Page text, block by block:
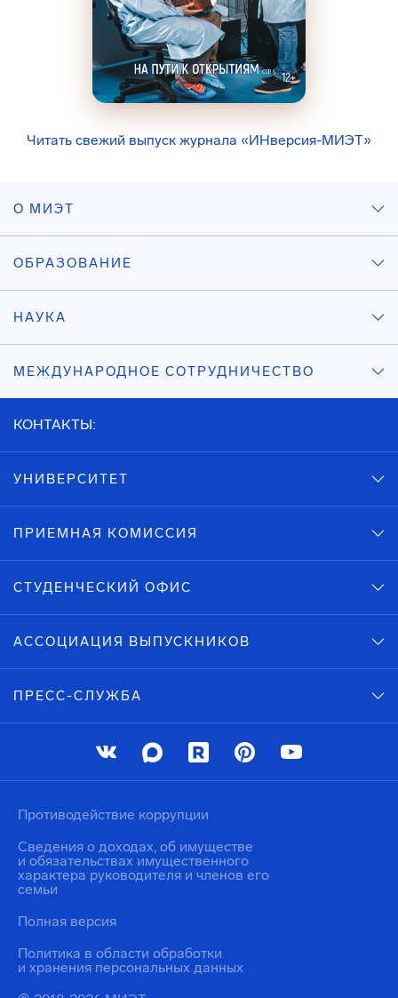
Читать свежий выпуск журнала «ИНверсия-МИЭТ»
О МИЭТ
ОБРАЗОВАНИЕ
НАУКА
МЕЖДУНАРОДНОЕ СОТРУДНИЧЕСТВО
КОНТАКТЫ:
УНИВЕРСИТЕТ
ПРИЕМНАЯ КОМИССИЯ
СТУДЕНЧЕСКИЙ ОФИС
АССОЦИАЦИЯ ВЫПУСКНИКОВ
ПРЕСС-СЛУЖБА
Политика в области обработки
и хранения персональных данных
Противодействие коррупции
Сведения о доходах, об имуществе
и обязательствах имущественного
характера руководителя и членов его
семьи
Полная версия